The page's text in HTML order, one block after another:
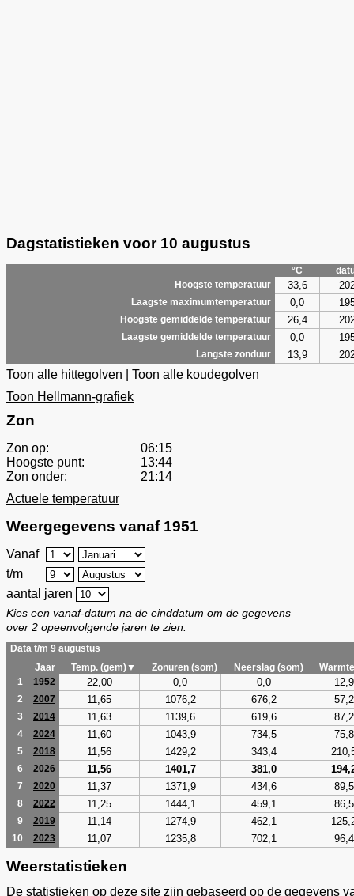
Dagstatistieken voor 10 augustus
°C
Hoogste temperatuur
33,6
Laagste maximumtemperatuur 0,0
Hoogste gemiddelde temperatuur 26,4
Laagste gemiddelde temperatuur 0,0
Langste zonduur 13,9
Toon alle hittegolven
Toon alle koudegolven
Toon Hellmann-grafiek
Zon
Zon op:
06:15
Hoogste punt:
13:44
Zon onder:
21:14
Actuele temperatuur
Weergegevens vanaf 1951
Vanaf
t/m
aantal jaren
Kies een vanaf-datum na de einddatum om de gegevens
over 2 opeenvolgende jaren te zien.
Data t/m 9 augustus
Jaar
Temp. (gem)▼ Zonuren (som) Neerslag (som)
1
1952 22,00 0,0 0,0 12,9
2 2007 11,65 1076,2 676,2 57,2
3 2014 11,63 1139,6 619,6 87,2
4 2024 11,60 1043,9 734,5 75,8
5 2018 11,56 1429,2 343,4
6 2026 11,56 1401,7 381,0
7 2020 11,37 1371,9 434,6 89,5
8 2022 11,25 1444,1 459,1 86,5
9 2019 11,14 1274,9 462,1
10 2023 11,07 1235,8 702,1 96,4
Weerstatistieken
De statistieken op deze site zijn gebaseerd op de gegevens